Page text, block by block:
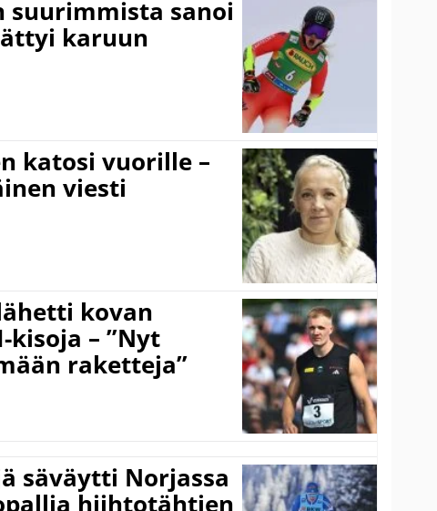
suurimmista sanoi
karuun
katosi vuorille –
viesti
kovan
kisoja – ”Nyt
raketteja”
säväytti Norjassa
hiihtotähtien